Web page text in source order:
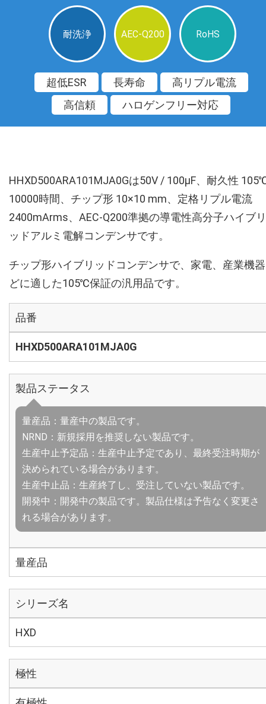
耐洗浄 AEC-Q200 RoHS
超低ESR 長寿命
高リプル電流
高信頼
ハロゲンフリー対応
HHXD500ARA101MJA0Gは50V / 100µF、耐久性
10000時間、チップ形 10×10 mm、定格リプル電流
2400mArms、AEC-Q200準拠の導電性高分子ハイブリ
ッドアルミ電解コンデンサです。
チップ形ハイブリッドコンデンサで、家電、産業機
どに適した105℃保証の汎用品です。
品番
HHXD500ARA101MJA0G
製品ステータス
量産品：量産中の製品です。
NRND：新規採用を推奨しない製品です。
生産中止予定品：生産中止予定であり、最終受注時期が
決められている場合があります。
生産中止品：生産終了し、受注していない製品です。
開発中：開発中の製品です。製品仕様は予告なく変更さ
れる場合があります。
量産品
シリーズ名
HXD
極性